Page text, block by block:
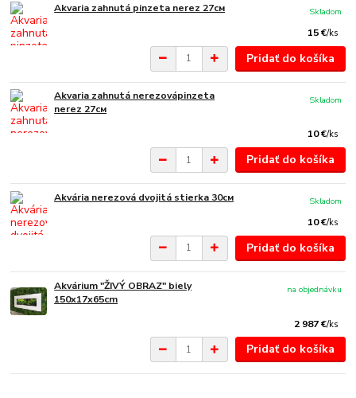
Akvaria zahnutá pinzeta nerez 27см
15 €/ks
Skladom
Pridať do košíka
Akvaria zahnutá nerezovápinzeta
nerez 27см
10 €/ks
Skladom
Pridať do košíka
Akvária nerezová dvojitá stierka 30см
10 €/ks
Skladom
Pridať do košíka
Akvárium "ŽIVÝ OBRAZ" biely
150x17x65cm
2 987 €/ks
na objednávku
Pridať do košíka